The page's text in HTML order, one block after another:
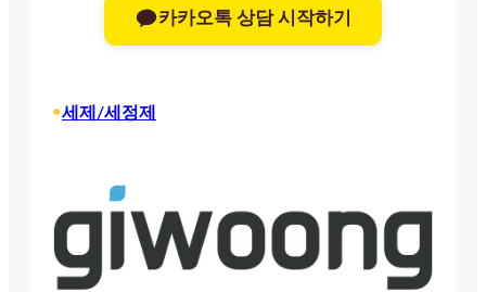
카카오톡 상담 시작하기
•세제/세정제